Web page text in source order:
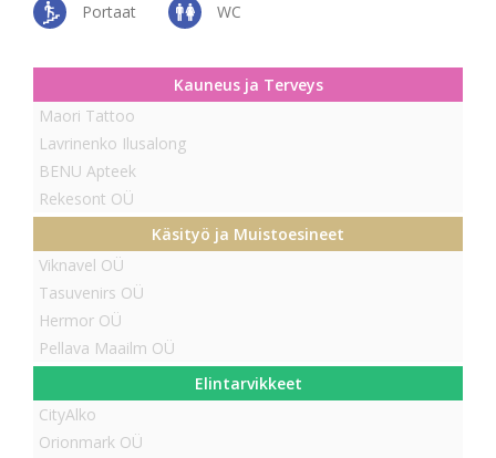
Portaat WC
Kauneus ja Terveys
Maori Tattoo
Lavrinenko Ilusalong
BENU Apteek
Rekesont OÜ
Käsityö ja Muistoesineet
Viknavel OÜ
Tasuvenirs OÜ
Hermor OÜ
Pellava Maailm OÜ
Elintarvikkeet
CityAlko
Orionmark OÜ